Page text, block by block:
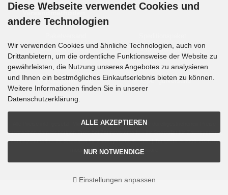
Palettenversand Sperrgutversand
Alle Preise inkl. gesetzl. MwSt. zzgl.Versandkosten. Die durchgestrichenen Preise
entsprechen dem bisherigen Preis bei Zaunsysteme4u - Ihr Spezialist für Zaunsysteme.
Zaunsysteme4u - Ihr Spezialist für Zaunsysteme © 2026 | Template © 2009-2026 by
modified eCommerce Shopsoftware
Diese Webseite verwendet Cookies und
andere Technologien
Wir verwenden Cookies und ähnliche Technologien, auch von
Drittanbietern, um die ordentliche Funktionsweise der Website zu
gewährleisten, die Nutzung unseres Angebotes zu analysieren
und Ihnen ein bestmögliches Einkaufserlebnis bieten zu können.
Weitere Informationen finden Sie in unserer
Datenschutzerklärung.
ALLE AKZEPTIEREN
NUR NOTWENDIGE
Einstellungen anpassen